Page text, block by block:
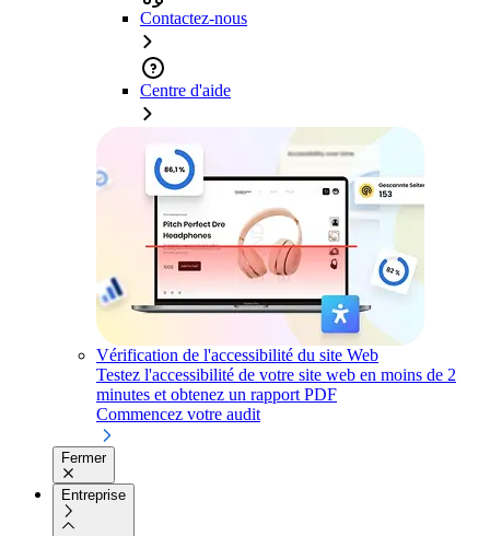
Contactez-nous
Centre d'aide
Vérification de l'accessibilité du site Web
Testez l'accessibilité de votre site web en moins de 2
minutes et obtenez un rapport PDF
Commencez votre audit
Fermer
Entreprise